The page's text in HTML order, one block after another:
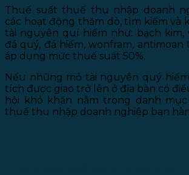
Thuế suất thuế thu nhập doanh
các hoạt động thăm dò, tìm kiếm và
tài nguyên quí hiếm như: bạch kim,
đá quý, đá hiếm, wonfram,
áp dụng mức thuế suất 50%.
Nếu những mỏ tài nguyên quý
tích được giao trở lên ở địa bàn có
hội khó khăn nằm trong danh
thuế thu nhập doanh nghiêp ban